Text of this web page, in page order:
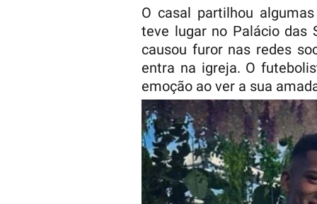
O casal partilhou
teve lugar no Palácio das
causou furor nas redes
entra na igreja. O
emoção ao ver a sua